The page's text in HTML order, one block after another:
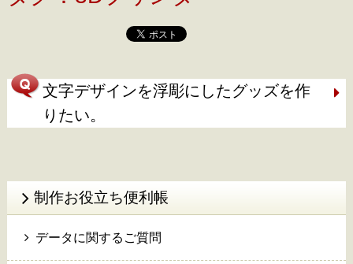
文字デザインを浮彫にしたグッズを作
りたい。
制作お役立ち便利帳
データに関するご質問